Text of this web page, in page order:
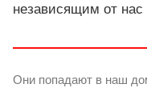
независящим от
Они попадают в наш